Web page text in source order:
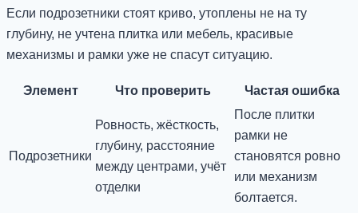
Если подрозетники стоят криво, утоплены не на ту
глубину, не учтена плитка или мебель, красивые
механизмы и рамки уже не спасут ситуацию.
Элемент Что проверить Частая ошибка
Подрозетники
Ровность, жёсткость,
глубину, расстояние
между центрами, учёт
отделки
После плитки
рамки не
становятся ровно
или механизм
болтается.